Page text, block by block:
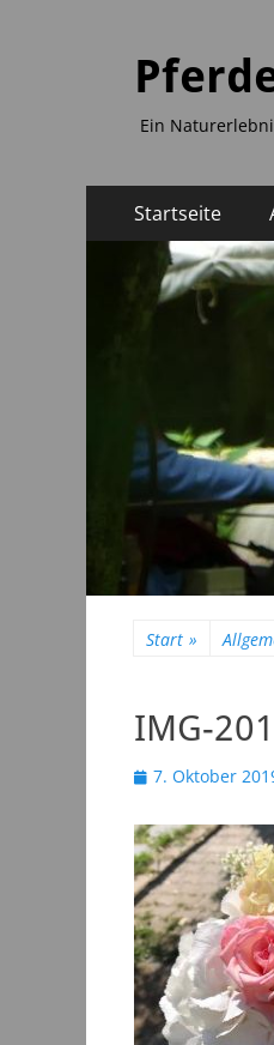
Ein
Primäres
Menü
Inhalt
springen
Startseite
Start »
IMG-
Veröffentlicht
7. Oktober